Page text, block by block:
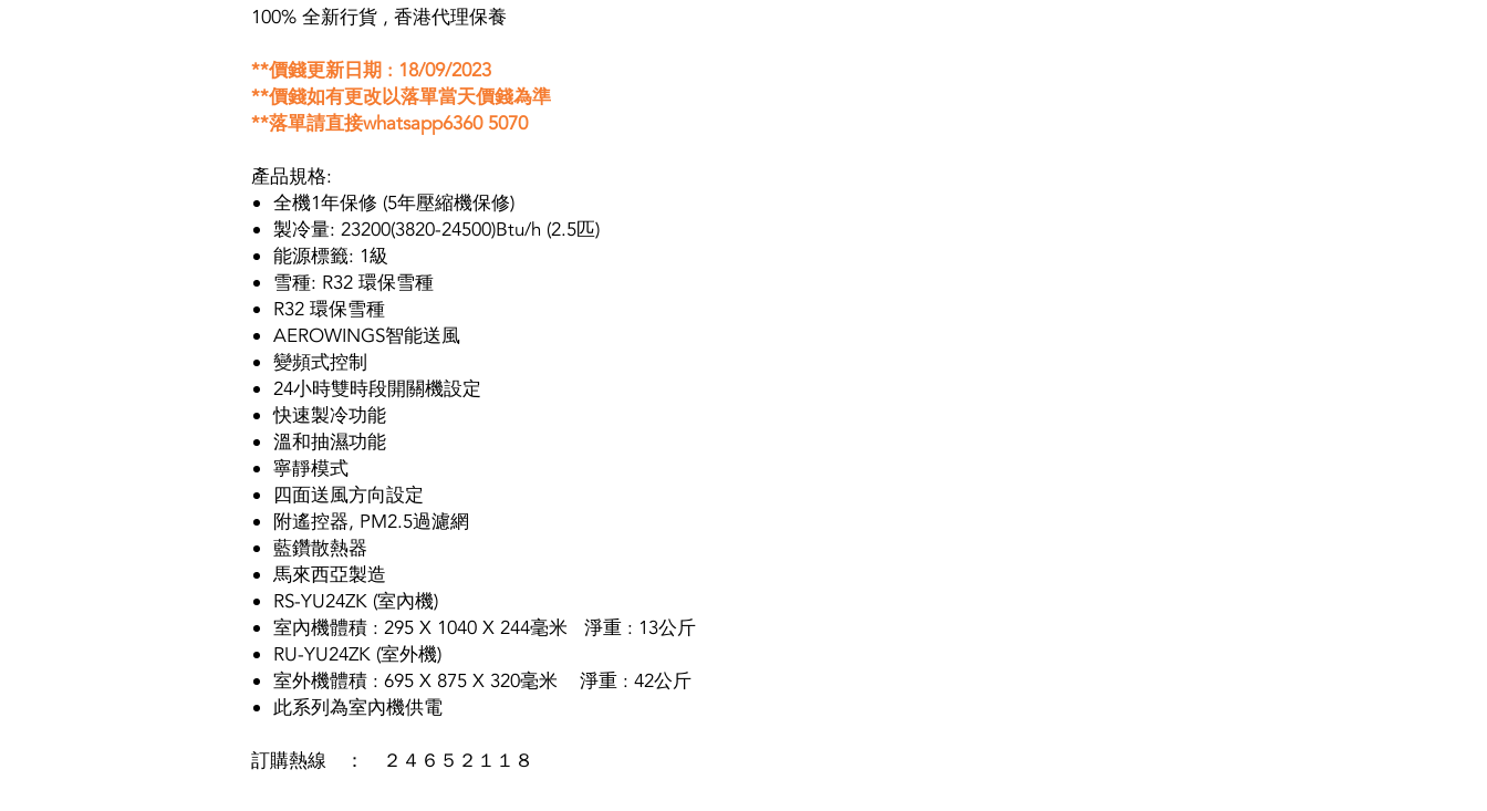
100% 全新行貨 , 香港代理保養
**價錢更新日期 : 18/09/2023
**價錢如有更改以落單當天價錢為準
**落單請直接whatsapp6360 5070
產品規格:
全機1年保修 (5年壓縮機保修)
製冷量: 23200(3820-24500)Btu/h (2.5匹)
能源標籤: 1級
雪種: R32 環保雪種
R32 環保雪種
AEROWINGS智能送風
變頻式控制
24小時雙時段開關機設定
快速製冷功能
溫和抽濕功能
寧靜模式
四面送風方向設定
附遙控器, PM2.5過濾網
藍鑽散熱器
馬來西亞製造
RS-YU24ZK (室內機)
室內機體積 : 295 X 1040 X 244毫米 淨重 : 13公斤
RU-YU24ZK (室外機)
室外機體積 : 695 X 875 X 320毫米 淨重 : 42公斤
此系列為室內機供電
訂購熱線 ： ２４６５２１１８